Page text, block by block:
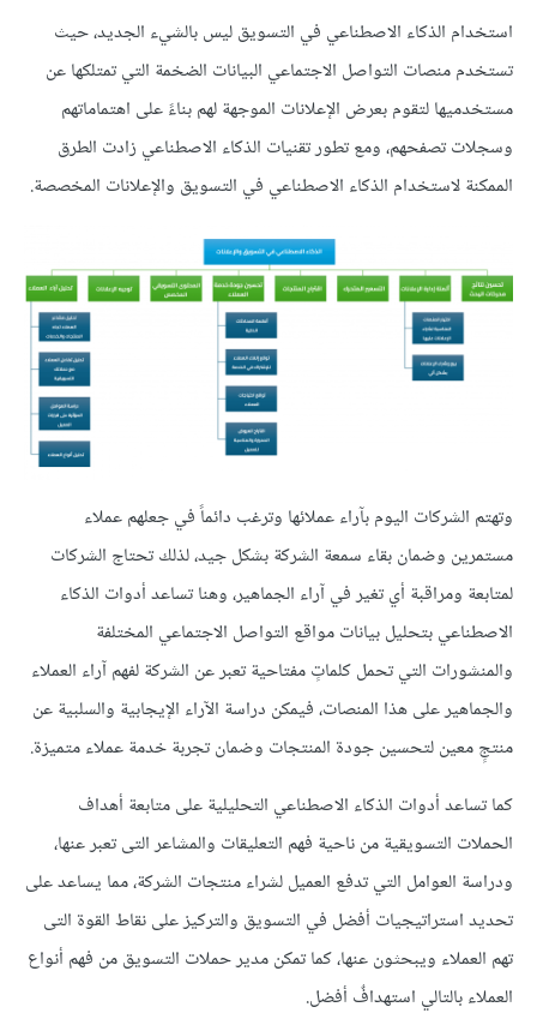
استخدام الذكاء الاصطناعي في التسويق ليس بالشيء الجديد، حيث
تستخدم منصات التواصل الاجتماعي البيانات الضخمة التي تمتلكها عن
مستخدميها لتقوم بعرض الإعلانات الموجهة لهم بناءً على اهتماماتهم
وسجلات تصفحهم، ومع تطور تقنيات الذكاء الاصطناعي زادت الطرق
الممكنة لاستخدام الذكاء الاصطناعي في التسويق والإعلانات المخصصة.
وتهتم الشركات اليوم بآراء عملائها وترغب دائماً في جعلهم عملاء
مستمرين وضمان بقاء سمعة الشركة بشكل جيد، لذلك تحتاج الشركات
لمتابعة ومراقبة أي تغير في آراء الجماهير، وهنا تساعد أدوات الذكاء
الاصطناعي بتحليل بيانات مواقع التواصل الاجتماعي المختلفة
والمنشورات التي تحمل كلماتٍ مفتاحية تعبر عن الشركة لفهم آراء العملاء
والجماهير على هذا المنصات، فيمكن دراسة الآراء الإيجابية والسلبية عن
منتجٍ معين لتحسين جودة المنتجات وضمان تجربة خدمة عملاء متميزة.
كما تساعد أدوات الذكاء الاصطناعي التحليلية على متابعة أهداف
الحملات التسويقية من ناحية فهم التعليقات والمشاعر التى تعبر عنها،
ودراسة العوامل التي تدفع العميل لشراء منتجات الشركة، مما يساعد على
تحديد استراتيجيات أفضل في التسويق والتركيز على نقاط القوة التى
تهم العملاء ويبحثون عنها، كما تمكن مدير حملات التسويق من فهم أنواع
العملاء بالتالي استهدافٌ أفضل.